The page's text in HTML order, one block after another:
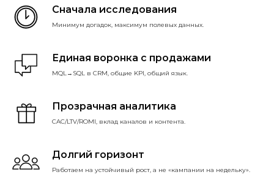
Сначала исследования
Минимум догадок, максимум полевых данных.
Единая воронка с продажами
MQL→SQL в CRM, общие KPI, общий язык.
Прозрачная аналитика
CAC/LTV/ROMI, вклад каналов и контента.
Долгий горизонт
Работаем на устойчивый рост, а не «кампании на недельку».